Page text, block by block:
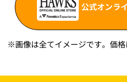
公式オンラ
※画像は全てイメージです。価格